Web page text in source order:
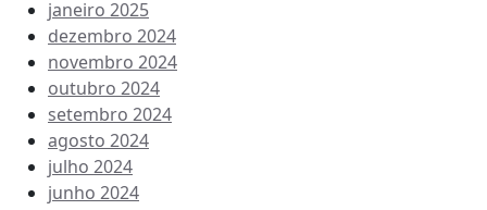
janeiro 2025
dezembro 2024
novembro 2024
outubro 2024
setembro 2024
agosto 2024
julho 2024
junho 2024